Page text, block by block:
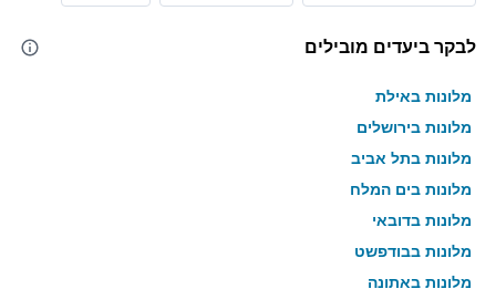
לבקר ביעדים מובילים
מלונות באילת
מלונות בירושלים
מלונות בתל אביב
מלונות בים המלח
מלונות בדובאי
מלונות בבודפשט
מלונות באתונה